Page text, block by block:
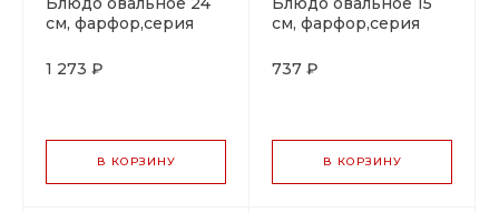
cм, фарфор,серия
1 273 ₽
В КОРЗИНУ
cм, фарфор,серия
737 ₽
В КОРЗИНУ